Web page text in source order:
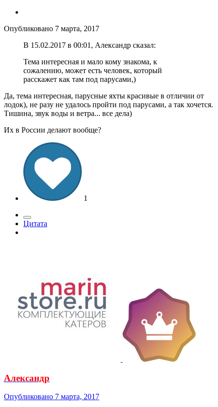
Опубликовано 7 марта, 2017
В ‎15‎.‎02‎.‎2017 в 00:01, Александр сказал:
Тема интересная и мало кому знакома, к
сожалению, может есть человек, который
расскажет как там под парусами,)
Да, тема интересная, парусные яхты красивые в отличии от
лодок), не разу не удалось пройти под парусами, а так хочется.
Тишина, звук воды и ветра... все дела)
Их в России делают вообще?
1
Цитата
Александр
Опубликовано 7 марта, 2017